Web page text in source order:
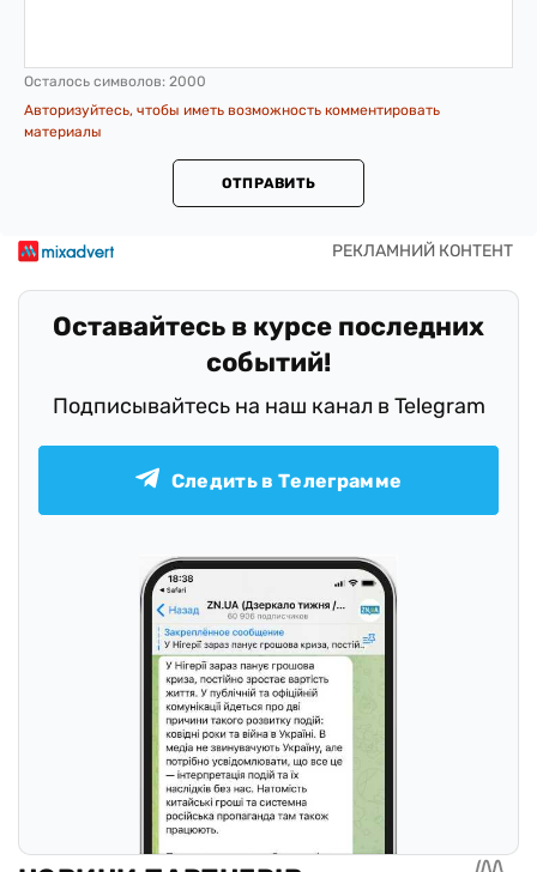
Осталось символов: 2000
Авторизуйтесь, чтобы иметь возможность комментировать
материалы
ОТПРАВИТЬ
Оставайтесь в курсе последних
событий!
Подписывайтесь на наш канал в Telegram
Следить в Телеграмме